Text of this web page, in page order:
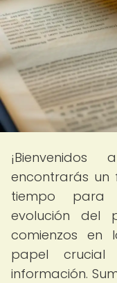
encontrarás un
tiempo para
evolución del
comienzos en
papel
información.